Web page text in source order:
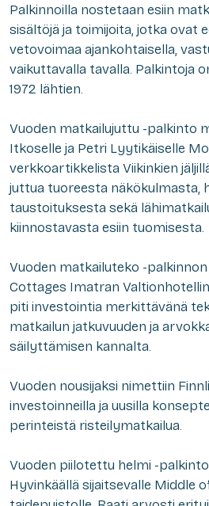
Palkinnoilla nostetaan esiin
sisältöjä ja toimijoita, jotka ovat
vetovoimaa ajankohtaisella,
vaikuttavalla tavalla. Palkintoja
1972 lähtien.
Vuoden matkailujuttu -palkinto
Itkoselle ja Petri Lyytikäiselle
verkkoartikkelista Viikinkien
juttua tuoreesta näkökulmasta,
taustoituksesta sekä
kiinnostavasta esiin tuomisesta.
Vuoden matkailuteko -
Cottages Imatran
piti investointia merkittävänä
matkailun jatkuvuuden ja
säilyttämisen kannalta.
Vuoden nousijaksi nimettiin
investoinneilla ja uusilla
perinteistä risteilymatkailua.
Vuoden piilotettu helmi -
Hyvinkäällä sijaitsevalle Middle